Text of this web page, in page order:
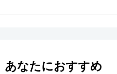
あなたにおすすめ